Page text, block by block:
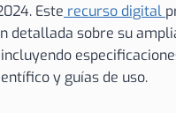
Este recurso digital
detallada sobre su
y guías de uso.